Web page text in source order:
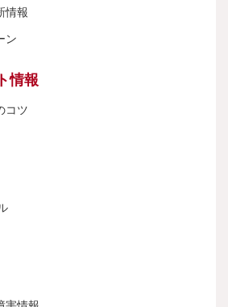
情報
ン
情報
コツ